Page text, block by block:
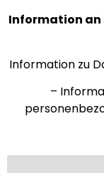
Information an
Information zu
–